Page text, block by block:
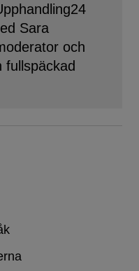
Sara
och
fullspäckad